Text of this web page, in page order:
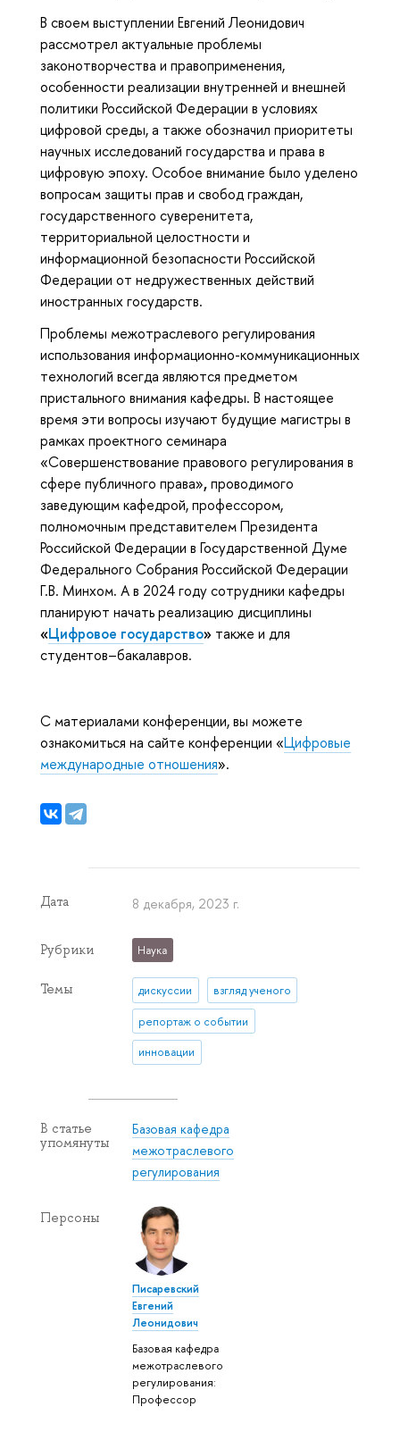
В своем выступлении Евгений Леонидович
рассмотрел актуальные проблемы
законотворчества и правоприменения,
особенности реализации внутренней и внешней
политики Российской Федерации в условиях
цифровой среды, а также обозначил приоритеты
научных исследований государства и права в
цифровую эпоху. Особое внимание было уделено
вопросам защиты прав и свобод граждан,
государственного суверенитета,
территориальной целостности и
информационной безопасности Российской
Федерации от недружественных действий
иностранных государств.
Проблемы межотраслевого регулирования
использования информационно-коммуникационных
технологий всегда являются предметом
пристального внимания кафедры. В настоящее
время эти вопросы изучают будущие магистры в
рамках проектного семинара
«Совершенствование правового регулирования в
сфере публичного права»,проводимого
заведующим кафедрой, профессором,
полномочным представителем Президента
Российской Федерации в Государственной Думе
Федерального Собрания Российской Федерации
Г.В. Минхом. А в 2024 году сотрудники кафедры
планируют начать реализацию дисциплины
«Цифровое государство» также и для
студентов–бакалавров.
С материалами конференции, вы можете
ознакомиться на сайте конференции «Цифровые
международные отношения».
Дата 8 декабря, 2023 г.
Рубрики Наука
Темы дискуссии взгляд ученого
репортаж о событии
инновации
В статье
упомянуты
Базовая кафедра
межотраслевого
регулирования
Персоны
Писаревский
Евгений
Леонидович
Базовая кафедра
межотраслевого
регулирования:
Профессор